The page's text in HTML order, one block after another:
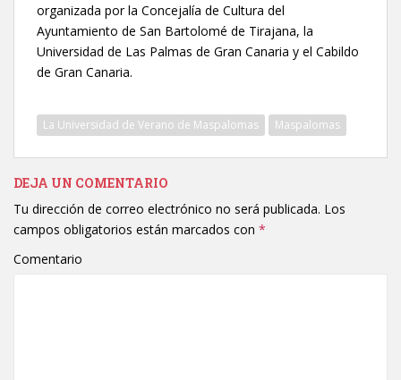
organizada por la Concejalía de Cultura del
Ayuntamiento de San Bartolomé de Tirajana, la
Universidad de Las Palmas de Gran Canaria y el Cabildo
de Gran Canaria.
La Universidad de Verano de Maspalomas Maspalomas
DEJA UN COMENTARIO
Tu dirección de correo electrónico no será publicada. Los
campos obligatorios están marcados con *
Comentario